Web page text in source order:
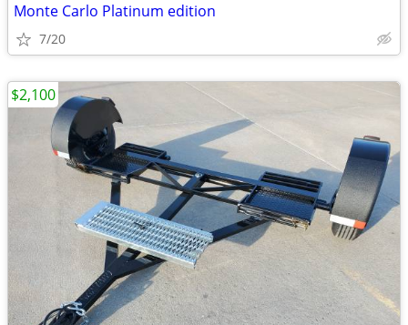
Monte Carlo Platinum edition
7/20
$2,100